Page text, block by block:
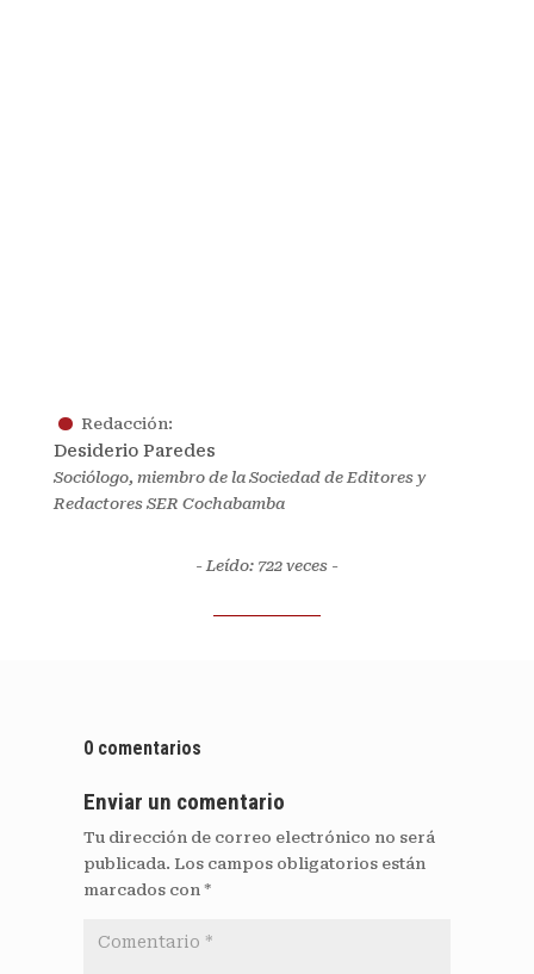
. Redacción:
Desiderio Paredes
Sociólogo, miembro de la Sociedad de Editores y
Redactores SER Cochabamba
- Leído: 722veces -
0 comentarios
Enviar un comentario
Tu dirección de correo electrónico no será
publicada. Los campos obligatorios están
marcados con *